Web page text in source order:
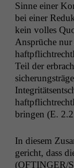
Sinne ein­er
bei ein­er
kein volles
Ansprüche
Teil der
brin­gen (E.
In diesem
gericht, dass
(OFTINGER/